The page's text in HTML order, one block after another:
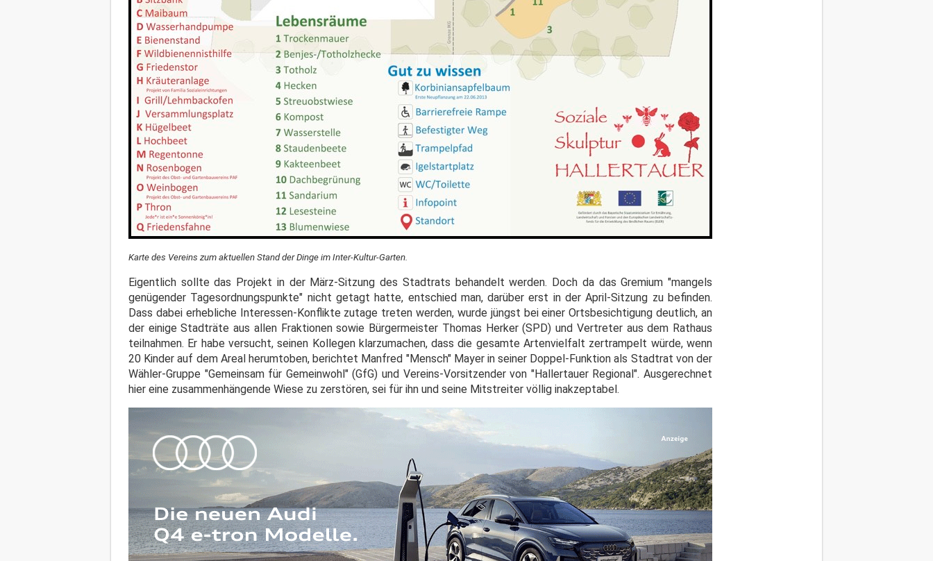
Karte des Vereins zum aktuellen Stand der Dinge im Inter-Kultur-Garten.
Eigentlich sollte das Projekt in der März-Sitzung des Stadtrats behandelt werden. Doch da das Gremium "mangels
genügender Tagesordnungspunkte" nicht getagt hatte, entschied man, darüber erst in der April-Sitzung zu befinden.
Dass dabei erhebliche Interessen-Konflikte zutage treten werden, wurde jüngst bei einer Ortsbesichtigung deutlich, an
der einige Stadträte aus allen Fraktionen sowie Bürgermeister Thomas Herker (SPD) und Vertreter aus dem Rathaus
teilnahmen. Er habe versucht, seinen Kollegen klarzumachen, dass die gesamte Artenvielfalt zertrampelt würde, wenn
20 Kinder auf dem Areal herumtoben, berichtet Manfred "Mensch" Mayer in seiner Doppel-Funktion als Stadtrat von der
Wähler-Gruppe "Gemeinsam für Gemeinwohl" (GfG) und Vereins-Vorsitzender von "Hallertauer Regional". Ausgerechnet
hier eine zusammenhängende Wiese zu zerstören, sei für ihn und seine Mitstreiter völlig inakzeptabel.